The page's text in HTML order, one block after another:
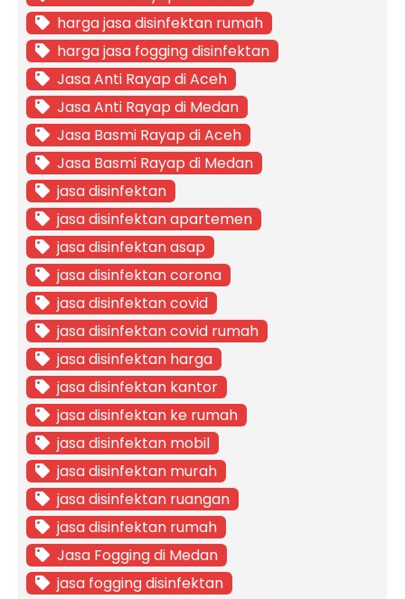
harga jasa disinfektan rumah
harga jasa fogging disinfektan
Jasa Anti Rayap di Aceh
Jasa Anti Rayap di Medan
Jasa Basmi Rayap di Aceh
Jasa Basmi Rayap di Medan
jasa disinfektan
jasa disinfektan apartemen
jasa disinfektan asap
jasa disinfektan corona
jasa disinfektan covid
jasa disinfektan covid rumah
jasa disinfektan harga
jasa disinfektan kantor
jasa disinfektan ke rumah
jasa disinfektan mobil
jasa disinfektan murah
jasa disinfektan ruangan
jasa disinfektan rumah
Jasa Fogging di Medan
jasa fogging disinfektan